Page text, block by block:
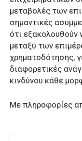
μεταβολές των
σημαντικές
ότι εξακολουθούν
μεταξύ των
χρηματοδότησης,
διαφορετικές
κινδύνου κάθε
Με πληροφορίες